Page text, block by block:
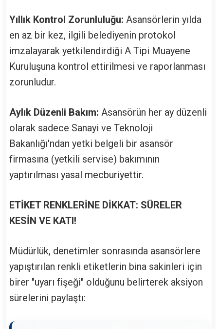
Yıllık Kontrol Zorunluluğu: Asansörlerin yılda
en az bir kez, ilgili belediyenin protokol
imzalayarak yetkilendirdiği A Tipi Muayene
Kuruluşuna kontrol ettirilmesi ve raporlanması
zorunludur.
Aylık Düzenli Bakım: Asansörün her ay düzenli
olarak sadece Sanayi ve Teknoloji
Bakanlığı'ndan yetki belgeli bir asansör
firmasına (yetkili servise) bakımının
yaptırılması yasal mecburiyettir.
ETİKET RENKLERİNE DİKKAT: SÜRELER
KESİN VE KATI!
Müdürlük, denetimler sonrasında asansörlere
yapıştırılan renkli etiketlerin bina sakinleri için
birer "uyarı fişeği" olduğunu belirterek aksiyon
sürelerini paylaştı: